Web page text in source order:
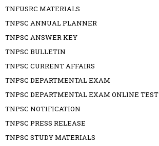
TNFUSRC MATERIALS
TNPSC ANNUAL PLANNER
TNPSC ANSWER KEY
TNPSC BULLETIN
TNPSC CURRENT AFFAIRS
TNPSC DEPARTMENTAL EXAM
TNPSC DEPARTMENTAL EXAM ONLINE TEST
TNPSC NOTIFICATION
TNPSC PRESS RELEASE
TNPSC STUDY MATERIALS